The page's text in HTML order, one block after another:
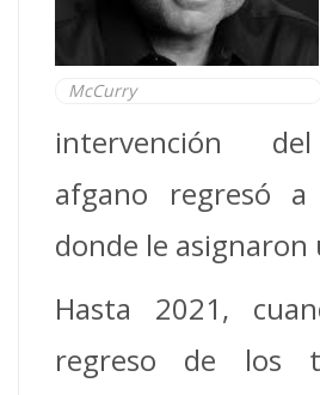
McCurry
intervención
afgano regresó a
donde le asignaron
Hasta 2021,
regreso de los